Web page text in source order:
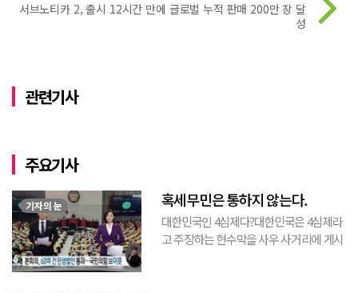
서브노티카 2, 출시 12시간 만에 글로벌 누적 판매 200만 장 달
성
관련기사
주요기사
기자의 눈 혹세무민은 통하지 않는다.
대한민국인 4심제다?대한민국은 4심제라
고 주장하는 현수막을 사우 사거리에 게시